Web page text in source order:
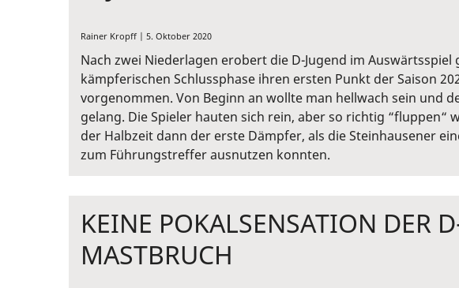
Rainer Kropff | 5. Oktober 2020
Nach zwei Niederlagen erobert die D-Jugend im Auswärtsspiel
kämpferischen Schlussphase ihren ersten Punkt der Saison
vorgenommen. Von Beginn an wollte man hellwach sein und
gelang. Die Spieler hauten sich rein, aber so richtig “fluppen“
der Halbzeit dann der erste Dämpfer, als die Steinhausener
zum Führungstreffer ausnutzen konnten.
KEINE POKALSENSATION DER
MASTBRUCH